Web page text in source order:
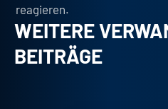
reagieren.
WEITERE
BEITRÄGE